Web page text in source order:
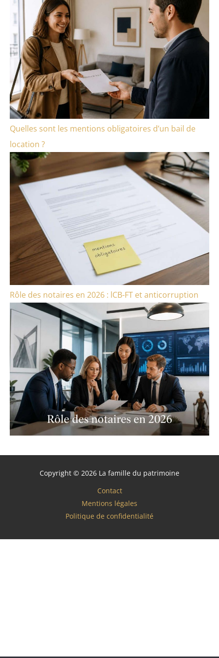
Quelles sont les mentions obligatoires d’un bail de
location ?
Rôle des notaires en 2026 : lCB-FT et anticorruption
Copyright © 2026 La famille du patrimoine
Contact
Mentions légales
Politique de confidentialité